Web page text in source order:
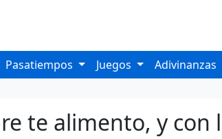
Pasatiempos Juegos Adivinanzas
te alimento, y con